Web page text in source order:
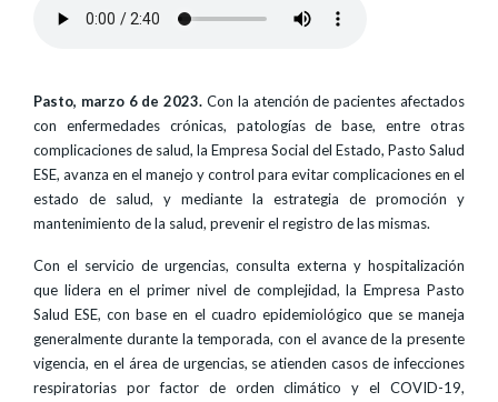
Pasto, marzo 6 de 2023. Con la atención de pacientes afectados
con enfermedades crónicas, patologías de base, entre otras
complicaciones de salud, la Empresa Social del Estado, Pasto Salud
ESE, avanza en el manejo y control para evitar complicaciones en el
estado de salud, y mediante la estrategia de promoción y
mantenimiento de la salud, prevenir el registro de las mismas.
Con el servicio de urgencias, consulta externa y hospitalización
que lidera en el primer nivel de complejidad, la Empresa Pasto
Salud ESE, con base en el cuadro epidemiológico que se maneja
generalmente durante la temporada, con el avance de la presente
vigencia, en el área de urgencias, se atienden casos de infecciones
respiratorias por factor de orden climático y el COVID-19,